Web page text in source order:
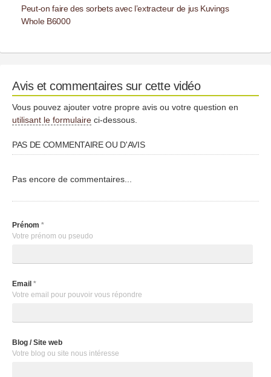
Peut-on faire des sorbets avec l’extracteur de jus Kuvings
Whole B6000
Avis et commentaires sur cette vidéo
Vous pouvez ajouter votre propre avis ou votre question en
utilisant le formulaire ci-dessous.
PAS DE COMMENTAIRE OU D'AVIS
Pas encore de commentaires...
Prénom *
Votre prénom ou pseudo
Email *
Votre email pour pouvoir vous répondre
Blog / Site web
Votre blog ou site nous intéresse